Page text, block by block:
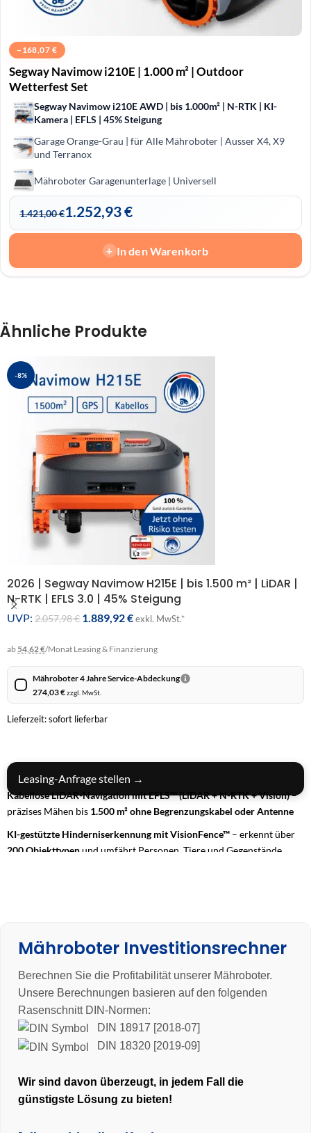
− 168,07 €
Segway Navimow i210E | 1.000 m² | Outdoor
Wetterfest Set
Segway Navimow i210E AWD | bis 1.000m² | N-RTK | KI-
Kamera | EFLS | 45% Steigung
Garage Orange-Grau | für Alle Mähroboter | Ausser X4, X9
und Terranox
Mähroboter Garagenunterlage | Universell
1.421,00€1.252,93€
+ In den Warenkorb
Ähnliche Produkte
-8%
2026 | Segway Navimow H215E | bis 1.500 m² | LiDAR |
N-RTK | EFLS 3.0 | 45% Steigung
UVP: 2.057,98€ 1.889,92€exkl. MwSt.*
ab 54,62 €/Monat Leasing & Finanzierung
Mähroboter 4 Jahre Service-Abdeckung
274,03€zzgl. MwSt.
Lieferzeit: sofort lieferbar
Leasing-Anfrage stellen →
Kabellose LiDAR-Navigation mit EFLS™ (LiDAR + N-RTK + Vision)–
präzises Mähen bis 1.500 m²ohne Begrenzungskabel oder Antenne
KI-gestützte Hinderniserkennung mit VisionFence™ – erkennt über
200 Objekttypenund umfährt Personen, Tiere und Gegenstände
Flüsterleise, appgesteuert & IP66-geschützt– Mehrzonen-
Mähroboter Investitionsrechner
Berechnen Sie die Profitabilität unserer Mähroboter.
Unsere Berechnungen basieren auf den folgenden
Rasenschnitt DIN-Normen:
DIN 18917 [2018-07]
DIN 18320 [2019-09]
Wir sind davon überzeugt, in jedem Fall die
günstigste Lösung zu bieten!